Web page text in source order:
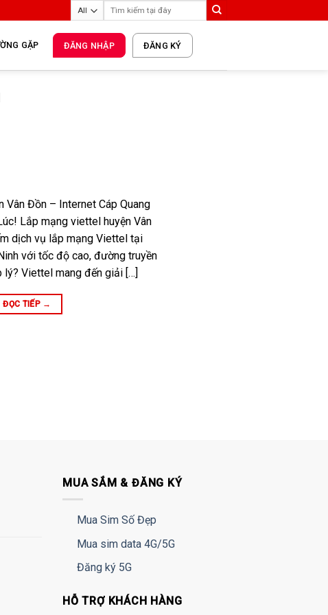
GẶP ĐĂNG NHẬP ĐĂNG KÝ
Vân Đồn – Internet Cáp Quang
Lắp mạng viettel huyện Vân
dịch vụ lắp mạng Viettel tại
với tốc độ cao, đường truyền
Viettel mang đến giải […]
ĐỌC TIẾP →
MUA SẮM & ĐĂNG KÝ
Mua Sim Số Đẹp
Mua sim data 4G/5G
Đăng ký 5G
HỖ TRỢ KHÁCH HÀNG